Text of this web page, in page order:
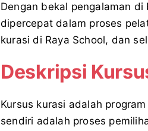
Dengan bekal pengalaman
dipercepat dalam proses
kurasi di Raya School, dan
Deskripsi
Kursus kurasi adalah
sendiri adalah proses